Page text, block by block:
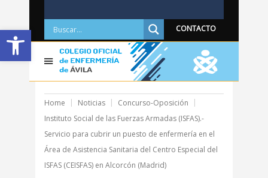
Abrir barra de herramientas CONTACTO
Home Noticias
Concurso-Oposición
Instituto Social de las Fuerzas Armadas (ISFAS).-
Servicio para cubrir un puesto de enfermería en el
Área de Asistencia Sanitaria del Centro Especial del
ISFAS (CEISFAS) en Alcorcón (Madrid)